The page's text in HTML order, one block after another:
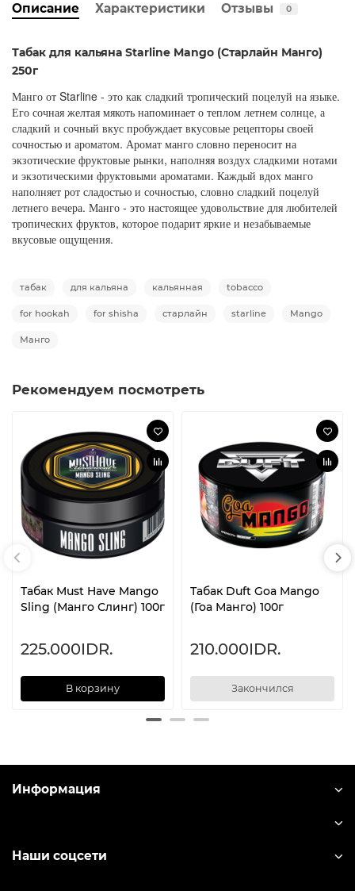
Описание Характеристики Отзывы 0
Табак для кальяна Starline Mango (Старлайн Манго)
250г
Манго от Starline - это как сладкий тропический поцелуй на языке.
Его сочная желтая мякоть напоминает о теплом летнем солнце, а
сладкий и сочный вкус пробуждает вкусовые рецепторы своей
сочностью и ароматом. Аромат манго словно переносит на
экзотические фруктовые рынки, наполняя воздух сладкими нотами
и экзотическими фруктовыми ароматами. Каждый вдох манго
наполняет рот сладостью и сочностью, словно сладкий поцелуй
летнего вечера. Манго - это настоящее удовольствие для любителей
тропических фруктов, которое подарит яркие и незабываемые
вкусовые ощущения.
табак для кальяна кальянная tobacco
for hookah for shisha старлайн starline Mango
Манго
Рекомендуем посмотреть
Табак Must Have Mango
Sling (Манго Слинг) 100г
225.000IDR.
В корзину
Табак Duft Goa Mango
(Гоа Манго) 100г
210.000IDR.
Закончился
Информация
Наши соцсети